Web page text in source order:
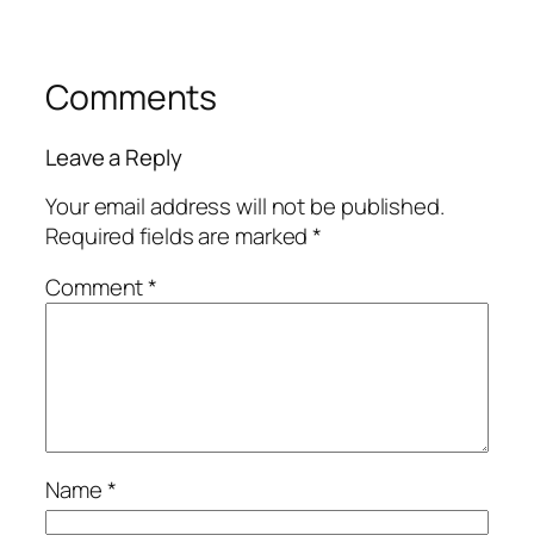
Comments
Leave a Reply
Your email address will not be published.
Required fields are marked*
Comment*
Name*